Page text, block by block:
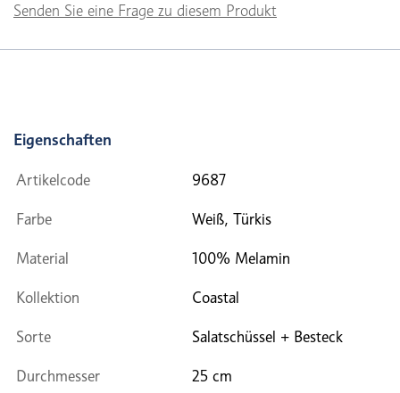
Senden Sie eine Frage zu diesem Produkt
Eigenschaften
Artikelcode 9687
Farbe Weiß, Türkis
Material 100% Melamin
Kollektion Coastal
Sorte Salatschüssel + Besteck
Durchmesser 25 cm